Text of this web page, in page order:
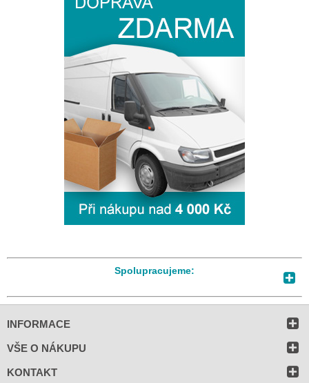
Spolupracujeme:
INFORMACE
VŠE O NÁKUPU
KONTAKT